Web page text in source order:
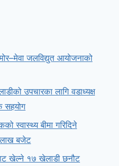
जलविद्युत आयोजनाको
उपचारका लागि वडाध्यक्ष
सहयोग
स्वास्थ्य बीमा गरिदिने
लाख बजेट
खेल्ने १७ खेलाडी छनौट